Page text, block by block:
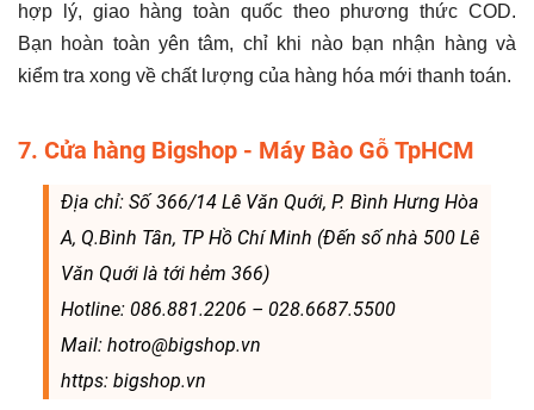
hợp lý, giao hàng toàn quốc theo phương thức COD.
Bạn hoàn toàn yên tâm, chỉ khi nào bạn nhận hàng và
kiểm tra xong về chất lượng của hàng hóa mới thanh toán.
7. Cửa hàng Bigshop - Máy Bào Gỗ TpHCM
Địa chỉ: Số 366/14 Lê Văn Quới, P. Bình Hưng Hòa
A, Q.Bình Tân, TP Hồ Chí Minh (Đến số nhà 500 Lê
Văn Quới là tới hẻm 366)
Hotline: 086.881.2206 – 028.6687.5500
Mail: hotro@bigshop.vn
https: bigshop.vn